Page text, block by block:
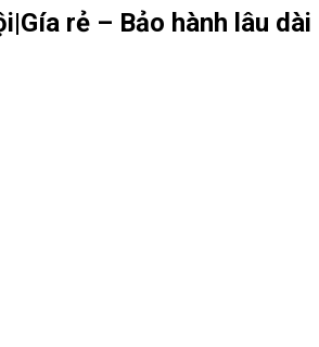
rẻ – Bảo hành lâu dài